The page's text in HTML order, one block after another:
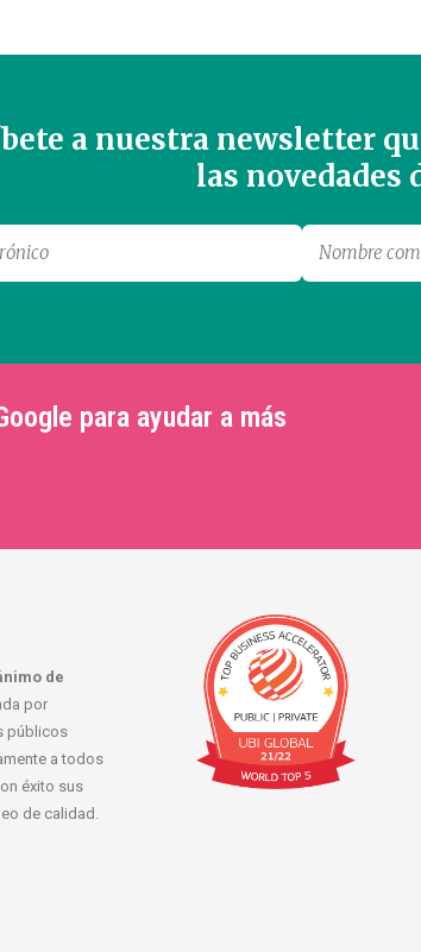
a nuestra newsletter
las novedades
para ayudar a más
de
por
públicos
a todos
éxito sus
de calidad.